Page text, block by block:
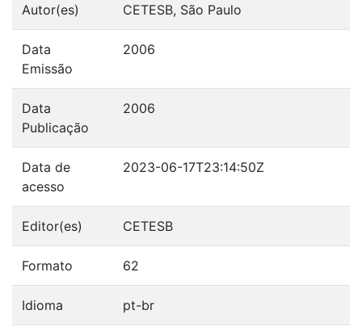
Autor(es) CETESB, São Paulo
Data
Emissão
2006
Data
Publicação
2006
Data de
acesso
2023-06-17T23:14:50Z
Editor(es) CETESB
Formato 62
Idioma pt-br